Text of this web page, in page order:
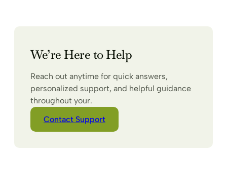
We’re Here to Help
Reach out anytime for quick answers,
personalized support, and helpful guidance
throughout your.
Contact Support